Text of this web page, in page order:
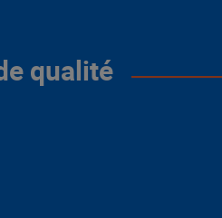
qualité